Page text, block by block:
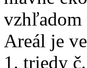
vzhľadom
Areál je
1. triedy